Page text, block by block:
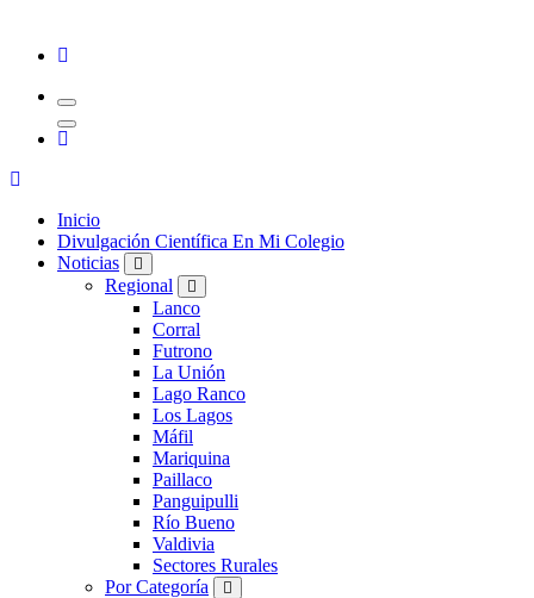
Inicio
Divulgación Científica En Mi Colegio
Noticias
Regional
Lanco
Corral
Futrono
La Unión
Lago Ranco
Los Lagos
Máfil
Mariquina
Paillaco
Panguipulli
Río Bueno
Valdivia
Sectores Rurales
Por Categoría